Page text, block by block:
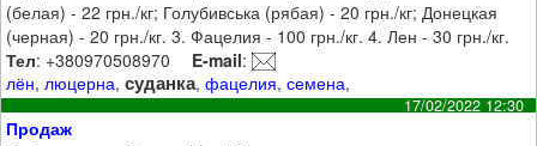
(белая) - 22 грн./кг; Голубивська (рябая) - 20 грн./кг; Донецкая
(черная) - 20 грн./кг. 3. Фацелия - 100 грн./кг. 4. Лен - 30 грн./кг.
Тел: +380970508970 E-mail:
лён, люцерна,суданка,фацелия,семена,
17/02/2022 12:30
Продаж